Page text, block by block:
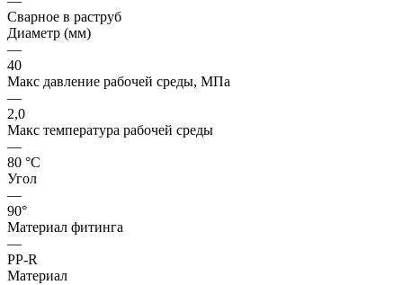
Сварное в раструб
Диаметр (мм)
—
40
Макс давление рабочей среды, МПа
—
2,0
Макс температура рабочей среды
—
80 °С
Угол
—
90°
Материал фитинга
—
PP-R
Материал